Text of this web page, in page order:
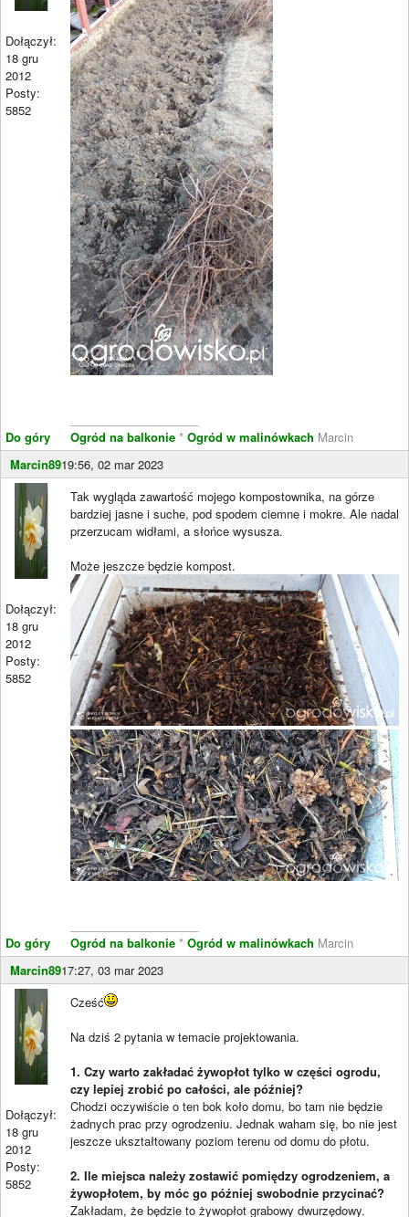
Dołączył:
18 gru
2012
Posty:
5852
Do góry
Ogród na balkonie * Ogród w malinówkach Marcin
Marcin8919:56, 02 mar 2023
Dołączył:
18 gru
2012
Posty:
5852
Do góry
Tak wygląda zawartość mojego kompostownika, na górze
bardziej jasne i suche, pod spodem ciemne i mokre. Ale nadal
przerzucam widłami, a słońce wysusza.
Może jeszcze będzie kompost.
Ogród na balkonie * Ogród w malinówkach Marcin
Marcin8917:27, 03 mar 2023
Dołączył:
18 gru
2012
Posty:
5852
Cześć
Na dziś 2 pytania w temacie projektowania.
1. Czy warto zakładać żywopłot tylko w części ogrodu,
czy lepiej zrobić po całości, ale później?
Chodzi oczywiście o ten bok koło domu, bo tam nie będzie
żadnych prac przy ogrodzeniu. Jednak waham się, bo nie jest
jeszcze ukształtowany poziom terenu od domu do płotu.
2. Ile miejsca należy zostawić pomiędzy ogrodzeniem, a
żywopłotem, by móc go później swobodnie przycinać?
Zakładam, że będzie to żywopłot grabowy dwurzędowy.